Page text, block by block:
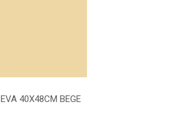
EVA 40X48CM BEGE